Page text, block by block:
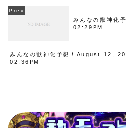
みんなの獣神化
02:29PM
みんなの獣神化予想！August 12,
02:36PM